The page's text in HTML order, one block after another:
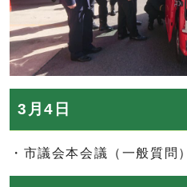
3月4日
・市議会本会議（一般質問）